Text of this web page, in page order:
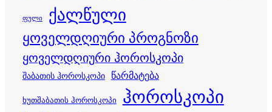
ფული ქალწული
ყოველდღიური პროგნოზი
ყოველდღიური ჰოროსკოპი
შაბათის ჰოროსკოპი წარმატება
ხუთშაბათის ჰოროსკოპი ჰოროსკოპი